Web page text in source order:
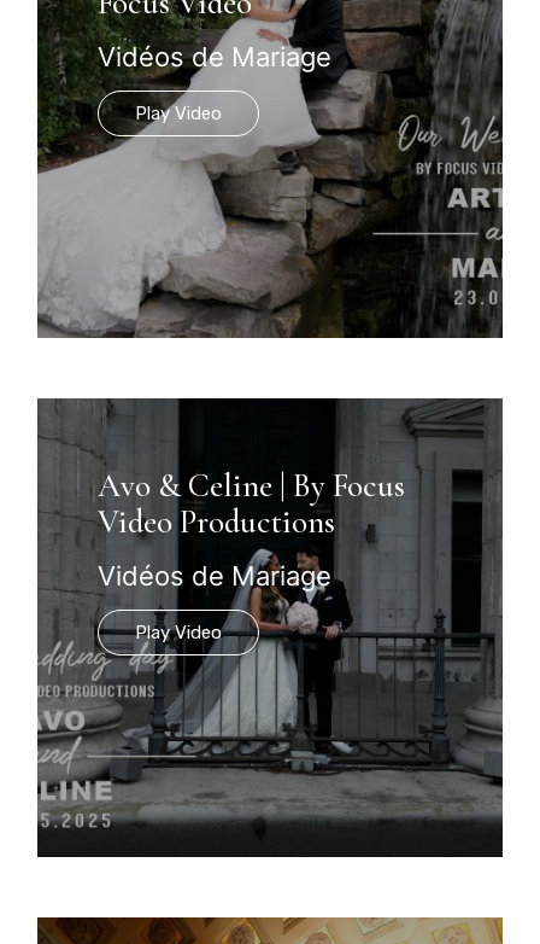
Vidéos de Mariage
Play Video
Avo & Celine | By Focus
Video Productions
Vidéos de Mariage
Play Video